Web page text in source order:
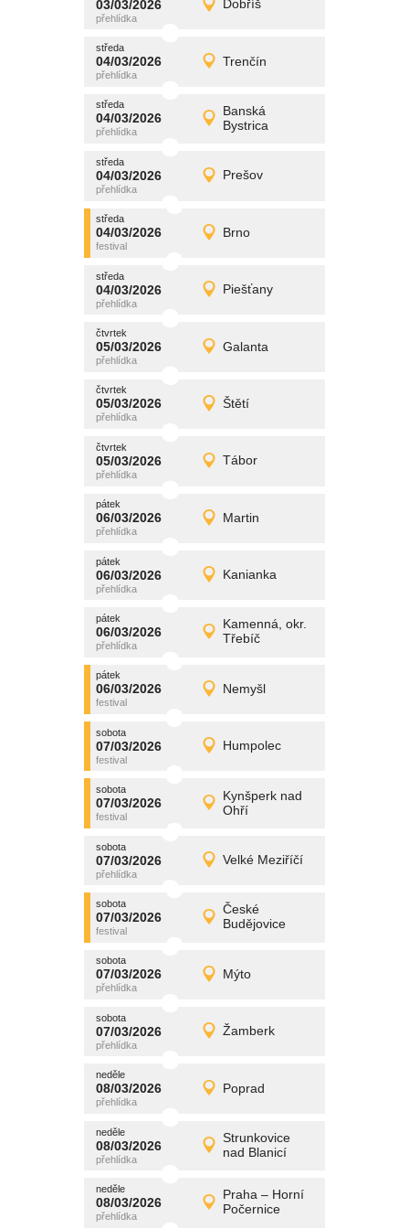
03/03/2026 Dobříš
úterý
03/03/2026 Detail
středa
04/03/2026 Trenčín
středa
04/03/2026 Detail
promítání
středa
04/03/2026
Banská
Bystrica
středa
04/03/2026 Detail
promítání
středa
04/03/2026 Prešov
středa
04/03/2026 Detail
promítání
středa
04/03/2026 Brno
středa
04/03/2026 Detail
promítání
středa
04/03/2026 Piešťany
středa
04/03/2026 Detail
promítání
čtvrtek
05/03/2026 Galanta
čtvrtek
05/03/2026 Detail
promítání
čtvrtek
05/03/2026 Štětí
čtvrtek
05/03/2026 Detail
promítání
čtvrtek
05/03/2026 Tábor
čtvrtek
05/03/2026 Detail
promítání
pátek
06/03/2026 Martin
pátek
06/03/2026 Detail
promítání
pátek
06/03/2026 Kanianka
pátek
06/03/2026 Detail
promítání
pátek
06/03/2026
Kamenná, okr.
Třebíč
pátek
06/03/2026 Detail
promítání
pátek
06/03/2026 Nemyšl
pátek
06/03/2026 Detail
promítání
sobota
07/03/2026 Humpolec
sobota
07/03/2026 Detail
promítání
sobota
07/03/2026
Kynšperk nad
Ohří
sobota
07/03/2026 Detail
promítání
sobota
07/03/2026 Velké Meziříčí
sobota
07/03/2026 Detail
promítání
sobota
07/03/2026
České
Budějovice
sobota
07/03/2026 Detail
promítání
sobota
07/03/2026 Mýto
sobota
07/03/2026 Detail
promítání
sobota
07/03/2026 Žamberk
sobota
07/03/2026 Detail
promítání
neděle
08/03/2026 Poprad
neděle
08/03/2026 Detail
promítání
neděle
08/03/2026
Strunkovice
nad Blanicí
neděle
08/03/2026 Detail
promítání
neděle
08/03/2026
Praha – Horní
Počernice
neděle
08/03/2026 Detail
promítání